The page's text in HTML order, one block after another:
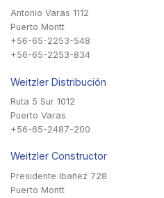
Antonio Varas 1112
Puerto Montt
+56-65-2253-548
+56-65-2253-834
Weitzler Distribución
Ruta 5 Sur 1012
Puerto Varas
+56-65-2487-200
Weitzler Constructor
Presidente Ibañez 728
Puerto Montt